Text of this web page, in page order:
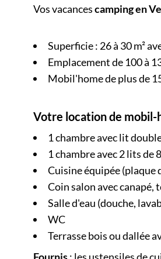
Vos vacancescamping en
Superficie : 26 à 30 m²
Emplacement de 100 à
Mobil'home de plus de
Votre location de mobil-
1 chambre avec lit
1 chambre avec 2 lits de
Cuisine équipée (plaque
Coin salon avec canapé,
Salle d'eau (douche,
WC
Terrasse bois ou dallée